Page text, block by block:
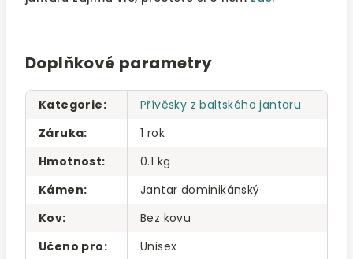
Doplňkové parametry
Kategorie:
Přívěsky z baltského jantaru
Záruka:
1 rok
Hmotnost:
0.1 kg
Kámen:
Jantar dominikánský
Kov:
Bez kovu
Učeno pro:
Unisex